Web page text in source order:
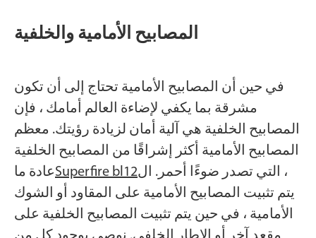
المصابيح الأمامية والخلفية
في حين أن المصابيح الأمامية تحتاج إلى أن تكون
مشرقة بما يكفي لإضاءة العالم أمامك ، فإن
المصابيح الخلفية هي آلية أمان لزيادة رؤيتك. معظم
المصابيح الأمامية أكثر إشراقًا من المصابيح الخلفية
، التي تصدر ضوءًا أحمر. الSuperfire bl12عادة ما
يتم تثبيت المصابيح الأمامية على المقاود أو الشوك
الأمامية ، في حين يتم تثبيت المصابيح الخلفية على